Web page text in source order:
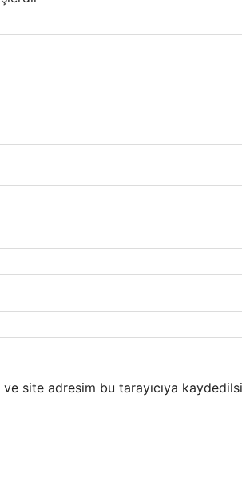
site adresim bu tarayıcıya